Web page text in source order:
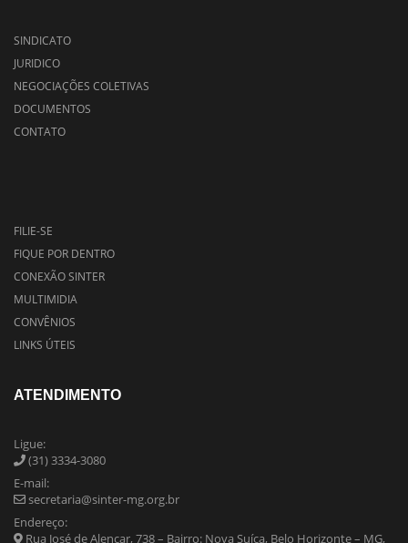
SINDICATO
JURIDICO
NEGOCIAÇÕES COLETIVAS
DOCUMENTOS
CONTATO
FILIE-SE
FIQUE POR DENTRO
CONEXÃO SINTER
MULTIMIDIA
CONVÊNIOS
LINKS ÚTEIS
ATENDIMENTO
Ligue:
(31) 3334-3080
E-mail:
secretaria@sinter-mg.org.br
Endereço:
Rua José de Alencar, 738 – Bairro: Nova Suíça, Belo Horizonte – MG,